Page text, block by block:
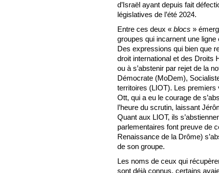
d’Israël ayant depuis fait
législatives de l’été 2024.
Entre ces deux « blocs »
groupes qui incarnent une
Des expressions qui bien que
droit international et des Droits
ou à s’abstenir par rejet de la
Démocrate (MoDem),
territoires (LIOT). Les premiers
Ott, qui a eu le courage de
l’heure du scrutin, laissant
Quant aux LIOT, ils
parlementaires font preuve de
Renaissance de la Drôme)
de son groupe.
Les noms de ceux qui
sont déjà connus, certains